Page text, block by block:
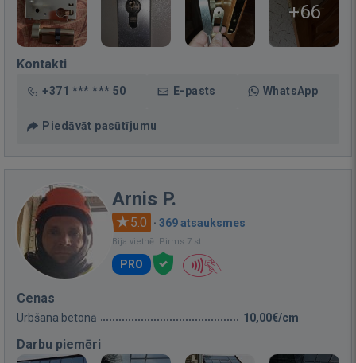
+66
Kontakti
+371 *** *** 50 E-pasts WhatsApp
Piedāvāt pasūtījumu
Arnis P.
5.0 · 369 atsauksmes
Bija vietnē: Pirms 7 st.
PRO
Cenas
Urbšana betonā 10,00€/cm
Darbu piemēri